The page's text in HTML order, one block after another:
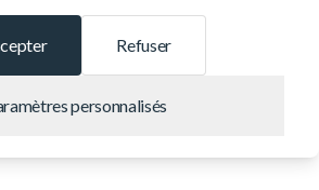
Refuser
personnalisés